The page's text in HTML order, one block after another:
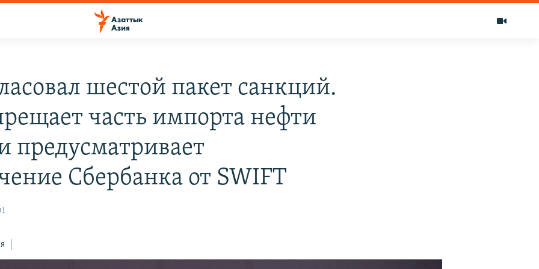
шестой пакет санкций.
часть импорта нефти
предусматривает
Сбербанка от SWIFT